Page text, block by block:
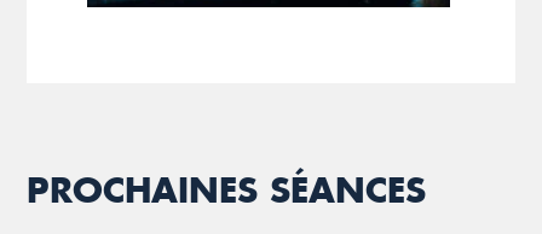
PROCHAINES SÉANCES